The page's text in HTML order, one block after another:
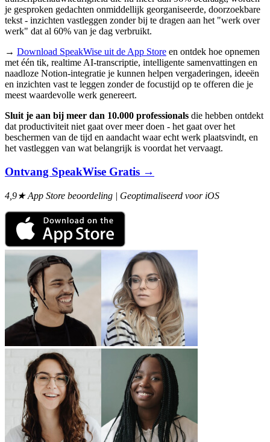
je gesproken gedachten onmiddellijk georganiseerde, doorzoekbare
tekst - inzichten vastleggen zonder bij te dragen aan het "werk over
werk" dat al 60% van je dag verbruikt.
→ Download SpeakWise uit de App Store en ontdek hoe opnemen
met één tik, realtime AI-transcriptie, intelligente samenvattingen en
naadloze Notion-integratie je kunnen helpen vergaderingen, ideeën
en inzichten vast te leggen zonder de focustijd op te offeren die je
meest waardevolle werk genereert.
Sluit je aan bij meer dan 10.000 professionals die hebben ontdekt
dat productiviteit niet gaat over meer doen - het gaat over het
beschermen van de tijd en aandacht waar echt werk plaatsvindt, en
het vastleggen van wat belangrijk is voordat het vervaagt.
Ontvang SpeakWise Gratis →
4,9★ App Store beoordeling | Geoptimaliseerd voor iOS